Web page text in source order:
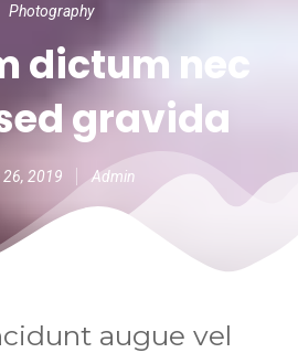
Photography
dictum nec
gravida
26, 2019 Admin
augue vel